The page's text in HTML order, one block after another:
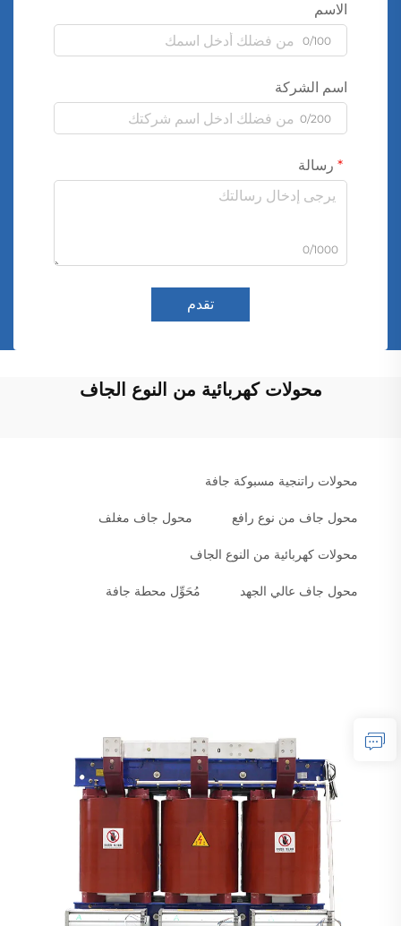
الاسم
0/100
اسم الشركة
0/200
رسالة
0/1000
تقدم
محولات كهربائية من النوع الجاف
محولات راتنجية مسبوكة جافة
محول جاف من نوع رافع محول جاف مغلف
محولات كهربائية من النوع الجاف
محول جاف عالي الجهد مُحَوِّل محطة جافة